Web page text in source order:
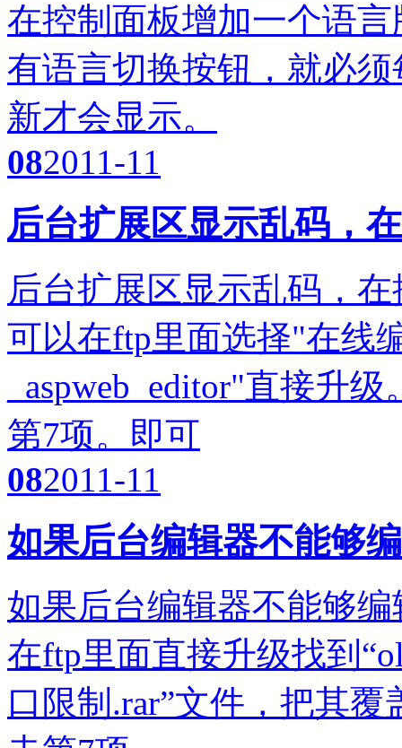
在控制面板增加一个语
有语言切换按钮，就必
新才会显示。
082011-11
后台扩展区显示乱码，
后台扩展区显示乱码，
可以在ftp里面选择"在线
_aspweb_editor"直接升
第7项。即可
082011-11
如果后台编辑器不能够
如果后台编辑器不能够编
在ftp里面直接升级找到
口限制.rar”文件，把其